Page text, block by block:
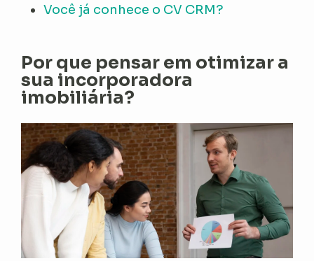
Você já conhece o CV CRM?
Por que pensar em otimizar a
sua incorporadora
imobiliária?